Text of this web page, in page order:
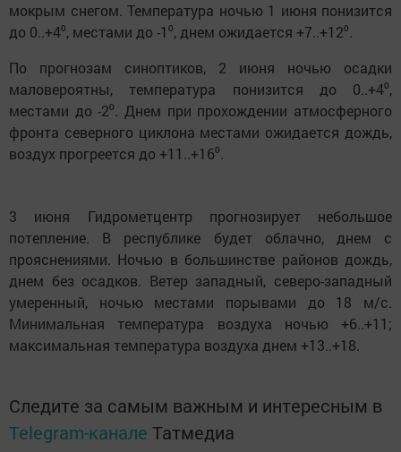
мокрым снегом. Температура ночью 1 июня понизится
до 0..+4⁰, местами до -1⁰, днем ожидается +7..+12⁰.
По прогнозам синоптиков, 2 июня ночью осадки
маловероятны, температура понизится до 0..+4⁰,
местами до -2⁰. Днем при прохождении атмосферного
фронта северного циклона местами ожидается дождь,
воздух прогреется до +11..+16⁰.
3 июня Гидрометцентр прогнозирует небольшое
потепление. В республике будет облачно, днем с
прояснениями. Ночью в большинстве районов дождь,
днем без осадков. Ветер западный, северо-западный
умеренный, ночью местами порывами до 18 м/с.
Минимальная температура воздуха ночью +6..+11;
максимальная температура воздуха днем +13..+18.
Следите за самым важным и интересным в
Telegram-канале Татмедиа